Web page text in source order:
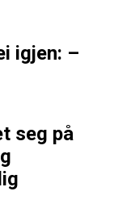
igjen: –
seg på